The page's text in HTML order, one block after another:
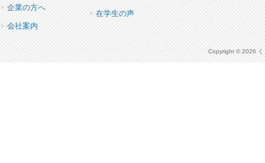
企業の方へ
会社案内
在学生の声
Copyright © 2026 く